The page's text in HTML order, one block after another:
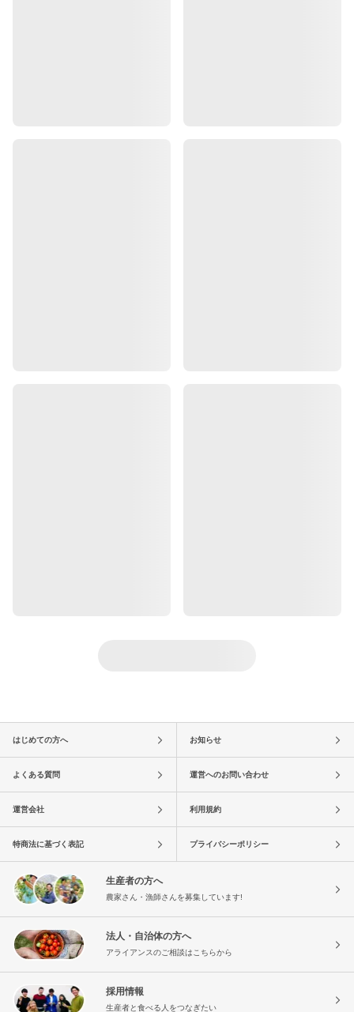
はじめての方へ お知らせ
よくある質問 運営へのお問い合わせ
運営会社 利用規約
特商法に基づく表記 プライバシーポリシー
生産者の方へ
農家さん・漁師さんを募集しています!
法人・自治体の方へ
アライアンスのご相談はこちらから
採用情報
生産者と食べる人をつなぎたい